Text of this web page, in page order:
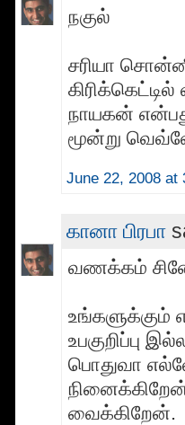
நகுல்
சரியா
நாயகன்
மூன்று
June 22, 2008 at
கானா பிரபா
வணக்கம்
உங்களுக்கும்
உபகுறிப்பு
பொதுவா
வைக்கிறேன்.